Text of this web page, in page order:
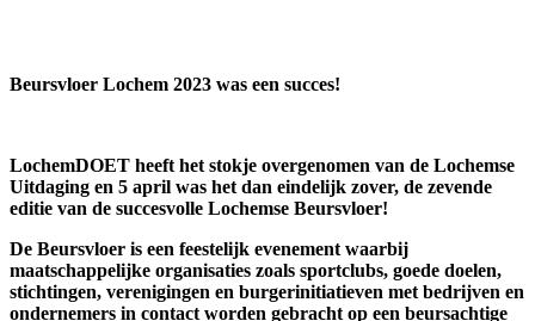
Beursvloer Lochem 2023 was een succes!
LochemDOET heeft het stokje overgenomen van de Lochemse
Uitdaging en 5 april was het dan eindelijk zover, de zevende
editie van de succesvolle Lochemse Beursvloer!
De Beursvloer is een feestelijk evenement waarbij
maatschappelijke organisaties zoals sportclubs, goede doelen,
stichtingen, verenigingen en burgerinitiatieven met bedrijven en
ondernemers in contact worden gebracht op een beursachtige